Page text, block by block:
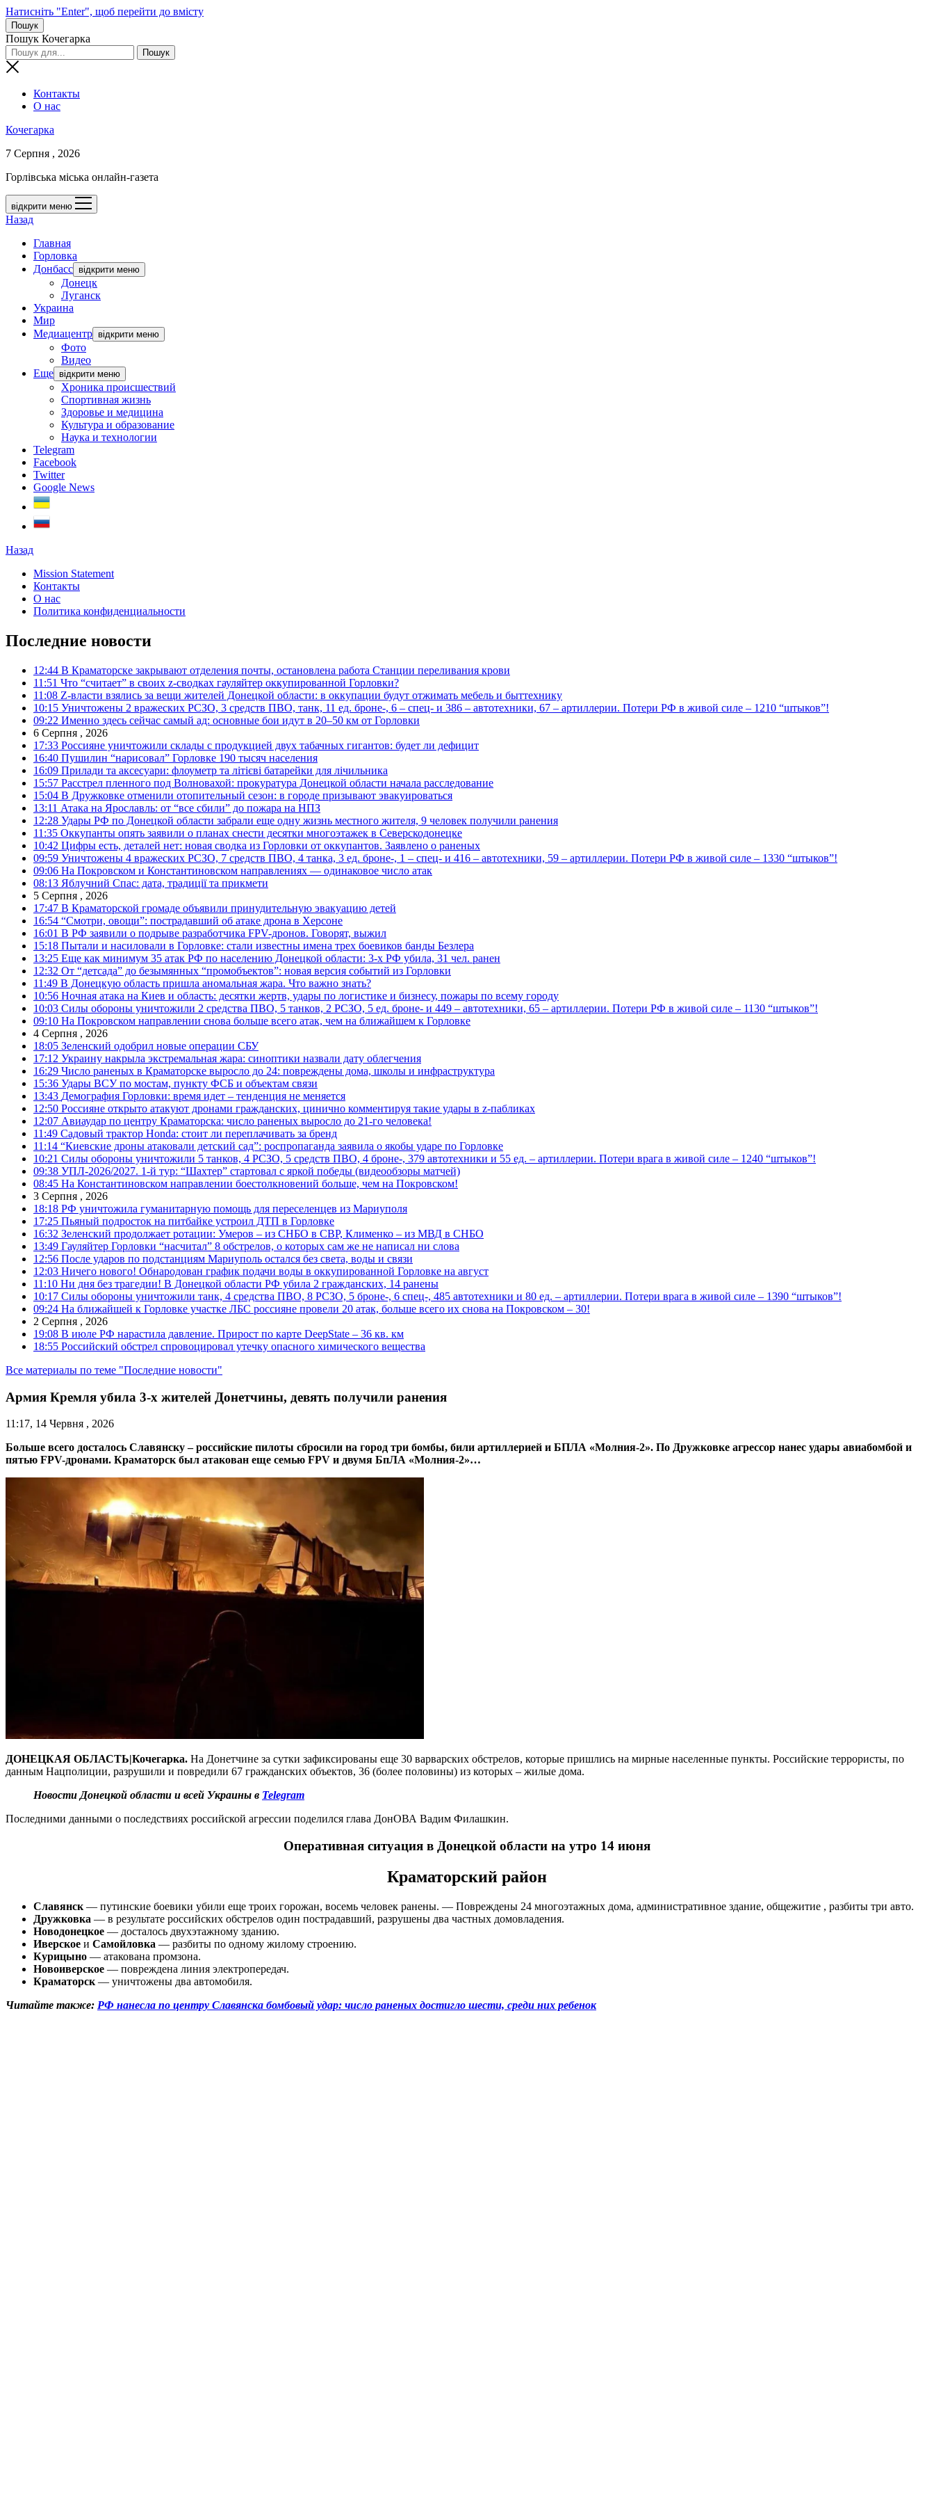
Натисніть "Enter", щоб перейти до вмісту
Пошук
Пошук Кочегарка
Контакты
О нас
Кочегарка
7 Серпня , 2026
Горлівська міська онлайн-газета
відкрити меню
Назад
Главная
Горловка
Донбасс відкрити меню
Донецк
Луганск
Украина
Мир
Медиацентр відкрити меню
Фото
Видео
Еще відкрити меню
Хроника происшествий
Спортивная жизнь
Здоровье и медицина
Культура и образование
Наука и технологии
Telegram
Facebook
Twitter
Google News
Назад
Mission Statement
Контакты
О нас
Политика конфиденциальности
Последние новости
12:44 В Краматорске закрывают отделения почты, остановлена работа Станции переливания крови
11:51 Что “считает” в своих z-сводках гауляйтер оккупированной Горловки?
11:08 Z-власти взялись за вещи жителей Донецкой области: в оккупации будут отжимать мебель и быттехнику
10:15 Уничтожены 2 вражеских РСЗО, 3 средств ПВО, танк, 11 ед. броне-, 6 – спец- и 386 – автотехники, 67 – артиллерии. Потери РФ в живой силе – 1210 “штыков”!
09:22 Именно здесь сейчас самый ад: основные бои идут в 20–50 км от Горловки
6 Серпня , 2026
17:33 Россияне уничтожили склады с продукцией двух табачных гигантов: будет ли дефицит
16:40 Пушилин “нарисовал” Горловке 190 тысяч населения
16:09 Прилади та аксесуари: флоуметр та літієві батарейки для лічильника
15:57 Расстрел пленного под Волновахой: прокуратура Донецкой области начала расследование
15:04 В Дружковке отменили отопительный сезон: в городе призывают эвакуироваться
13:11 Атака на Ярославль: от “все сбили” до пожара на НПЗ
12:28 Удары РФ по Донецкой области забрали еще одну жизнь местного жителя, 9 человек получили ранения
11:35 Оккупанты опять заявили о планах снести десятки многоэтажек в Северскодонецке
10:42 Цифры есть, деталей нет: новая сводка из Горловки от оккупантов. Заявлено о раненых
09:59 Уничтожены 4 вражеских РСЗО, 7 средств ПВО, 4 танка, 3 ед. броне-, 1 – спец- и 416 – автотехники, 59 – артиллерии. Потери РФ в живой силе – 1330 “штыков”!
09:06 На Покровском и Константиновском направлениях — одинаковое число атак
08:13 Яблучний Спас: дата, традиції та прикмети
5 Серпня , 2026
17:47 В Краматорской громаде объявили принудительную эвакуацию детей
16:54 “Смотри, овощи”: пострадавший об атаке дрона в Херсоне
16:01 В РФ заявили о подрыве разработчика FPV-дронов. Говорят, выжил
15:18 Пытали и насиловали в Горловке: стали известны имена трех боевиков банды Безлера
13:25 Еще как минимум 35 атак РФ по населению Донецкой области: 3-х РФ убила, 31 чел. ранен
12:32 От “детсада” до безымянных “промобъектов”: новая версия событий из Горловки
11:49 В Донецкую область пришла аномальная жара. Что важно знать?
10:56 Ночная атака на Киев и область: десятки жертв, удары по логистике и бизнесу, пожары по всему городу
10:03 Силы обороны уничтожили 2 средства ПВО, 5 танков, 2 РСЗО, 5 ед. броне- и 449 – автотехники, 65 – артиллерии. Потери РФ в живой силе – 1130 “штыков”!
09:10 На Покровском направлении снова больше всего атак, чем на ближайшем к Горловке
4 Серпня , 2026
18:05 Зеленский одобрил новые операции СБУ
17:12 Украину накрыла экстремальная жара: синоптики назвали дату облегчения
16:29 Число раненых в Краматорске выросло до 24: повреждены дома, школы и инфраструктура
15:36 Удары ВСУ по мостам, пункту ФСБ и объектам связи
13:43 Демография Горловки: время идет – тенденция не меняется
12:50 Россияне открыто атакуют дронами гражданских, цинично комментируя такие удары в z-пабликах
12:07 Авиаудар по центру Краматорска: число раненых выросло до 21-го человека!
11:49 Садовый трактор Honda: стоит ли переплачивать за бренд
11:14 “Киевские дроны атаковали детский сад”: роспропаганда заявила о якобы ударе по Горловке
10:21 Силы обороны уничтожили 5 танков, 4 РСЗО, 5 средств ПВО, 4 броне-, 379 автотехники и 55 ед. – артиллерии. Потери врага в живой силе – 1240 “штыков”!
09:38 УПЛ-2026/2027. 1-й тур: “Шахтер” стартовал с яркой победы (видеообзоры матчей)
08:45 На Константиновском направлении боестолкновений больше, чем на Покровском!
3 Серпня , 2026
18:18 РФ уничтожила гуманитарную помощь для переселенцев из Мариуполя
17:25 Пьяный подросток на питбайке устроил ДТП в Горловке
16:32 Зеленский продолжает ротации: Умеров – из СНБО в СВР, Клименко – из МВД в СНБО
13:49 Гауляйтер Горловки “насчитал” 8 обстрелов, о которых сам же не написал ни слова
12:56 После ударов по подстанциям Мариуполь остался без света, воды и связи
12:03 Ничего нового! Обнародован график подачи воды в оккупированной Горловке на август
11:10 Ни дня без трагедии! В Донецкой области РФ убила 2 гражданских, 14 ранены
10:17 Силы обороны уничтожили танк, 4 средства ПВО, 8 РСЗО, 5 броне-, 6 спец-, 485 автотехники и 80 ед. – артиллерии. Потери врага в живой силе – 1390 “штыков”!
09:24 На ближайшей к Горловке участке ЛБС россияне провели 20 атак, больше всего их снова на Покровском – 30!
2 Серпня , 2026
19:08 В июле РФ нарастила давление. Прирост по карте DeepState – 36 кв. км
18:55 Российский обстрел спровоцировал утечку опасного химического вещества
Все материалы по теме "Последние новости"
Армия Кремля убила 3-х жителей Донетчины, девять получили ранения
11:17, 14 Червня , 2026
Больше всего досталось Славянску – российские пилоты сбросили на город три бомбы, били артиллерией и БПЛА «Молния-2». По Дружковке агрессор нанес удары авиабомбой и
пятью FPV-дронами. Краматорск был атакован еще семью FPV и двумя БпЛА «Молния-2»…
ДОНЕЦКАЯ ОБЛАСТЬ|Кочегарка. На Донетчине за сутки зафиксированы еще 30 варварских обстрелов, которые пришлись на мирные населенные пункты. Российские террористы, по
данным Нацполиции, разрушили и повредили 67 гражданских объектов, 36 (более половины) из которых – жилые дома.
Новости Донецкой области и всей Украины в Telegram
Последними данными о последствиях российской агрессии поделился глава ДонОВА Вадим Филашкин.
Оперативная ситуация в Донецкой области на утро 14 июня
Краматорский район
Славянск — путинские боевики убили еще троих горожан, восемь человек ранены. — Повреждены 24 многоэтажных дома, административное здание, общежитие , разбиты три авто.
Дружковка — в результате российских обстрелов один пострадавший, разрушены два частных домовладения.
Новодонецкое — досталось двухэтажному зданию.
Иверское и Самойловка — разбиты по одному жилому строению.
Курицыно — атакована промзона.
Новоиверское — повреждена линия электропередач.
Краматорск — уничтожены два автомобиля.
Читайте также: РФ нанесла по центру Славянска бомбовый удар: число раненых достигло шести, среди них ребенок